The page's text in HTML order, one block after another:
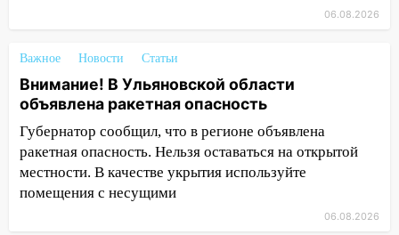
Мошенники обманули 92-летнюю
19:14
Житель Ульяновской области
подвез троих незнакомцев на трассе и
заработал уголовное дело
18:14 Прогноз погоды на 6 августа в
Ульяновской области
18:00 Мотофристайл, рок и силовой
06.08.2026
Важное Новости Статьи
Внимание! В Ульяновской области
объявлена ракетная опасность
Губернатор сообщил, что в регионе объявлена
ракетная опасность. Нельзя оставаться на открытой
местности. В качестве укрытия используйте
помещения с несущими
06.08.2026